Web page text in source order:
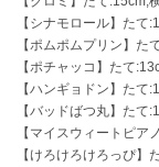
コンバース
DANSKIN
ダンスキン
【シナモロール】たて
【ポムポムプリン】た
【ポチャッコ】たて
【ハンギョドン】たて
【バッドばつ丸】たて
【マイスウィートピア
【けろけろけろっぴ】